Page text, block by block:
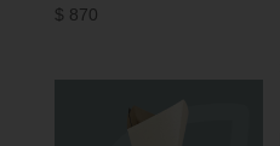
$ 870